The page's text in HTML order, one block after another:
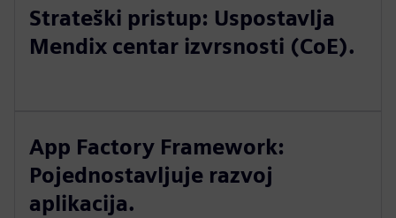
Strateški pristup: Uspostavlja
Mendix centar izvrsnosti (CoE).
App Factory Framework:
Pojednostavljuje razvoj
aplikacija.